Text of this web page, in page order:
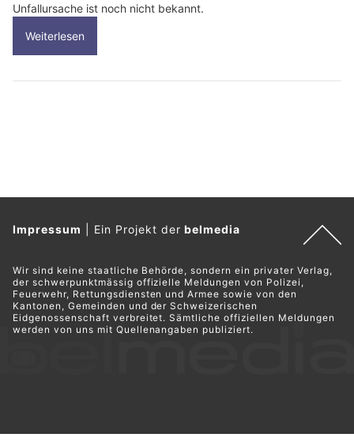
Unfallursache ist noch nicht bekannt.
Weiterlesen
Impressum Ein Projekt derbelmedia
Wir sind keine staatliche Behörde, sondern ein privater Verlag,
der schwerpunktmässig offizielle Meldungen von Polizei,
Feuerwehr, Rettungsdiensten und Armee sowie von den
Kantonen, Gemeinden und der Schweizerischen
Eidgenossenschaft verbreitet. Sämtliche offiziellen Meldungen
werden von uns mit Quellenangaben publiziert.